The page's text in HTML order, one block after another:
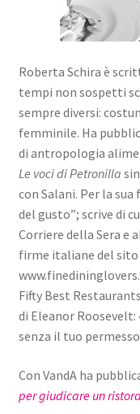
Roberta Schira è
tempi non sospetti
sempre diversi:
femminile. Ha
di antropologia
Le voci di Petronilla
con Salani. Per la
del gusto”; scrive di
Corriere della Sera e
firme italiane del sito
Fifty Best
di Eleanor
senza il tuo
Con VandA ha
per giudicare un